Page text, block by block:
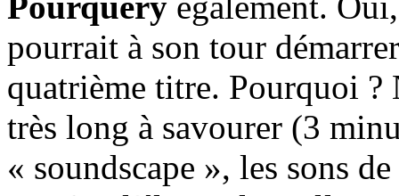
pourrait à son tour
quatrième titre. Pourquoi ?
très long à savourer (3
« soundscape », les sons